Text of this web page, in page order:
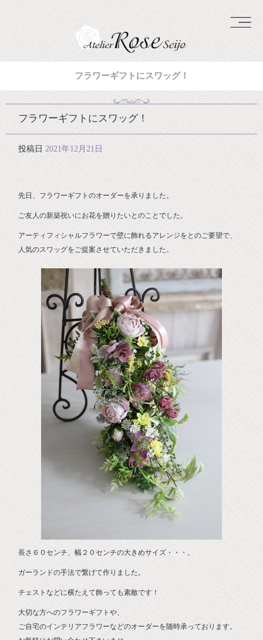
フラワーギフトにスワッグ！
フラワーギフトにスワッグ！
投稿日 2021年12月21日
先日、フラワーギフトのオーダーを承りました。
ご友人の新築祝いにお花を贈りたいとのことでした。
アーティフィシャルフラワーで壁に飾れるアレンジをとのご要望で、
人気のスワッグをご提案させていただきました。
長さ６０センチ、幅２０センチの大きめサイズ・・・。
ガーランドの手法で繋げて作りました。
チェストなどに横たえて飾っても素敵です！
大切な方へのフラワーギフトや、
ご自宅のインテリアフラワーなどのオーダーを随時承っております。